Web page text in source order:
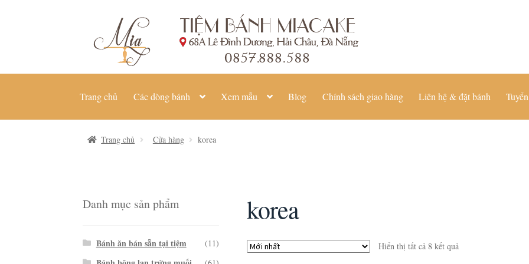
Điều
nội
Trang chủ Các dòng bánh Xem mẫu Blog Chính sách giao hàng Liên hệ & đặt bánh
Trang chủ Cửa hàng korea
korea
Hiển thị tất cả 8 kết quả
Danh mục sản phẩm
Bánh ăn bán sẵn tại tiệm (11)